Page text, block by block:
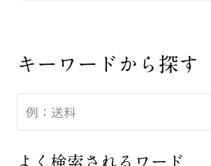
キーワードから探す
よく検索されるワード